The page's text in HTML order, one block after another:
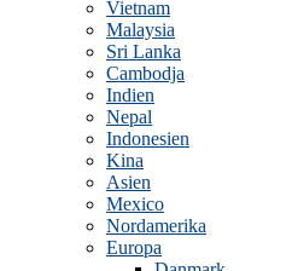
Vietnam
Malaysia
Sri Lanka
Cambodja
Indien
Nepal
Indonesien
Kina
Asien
Mexico
Nordamerika
Europa